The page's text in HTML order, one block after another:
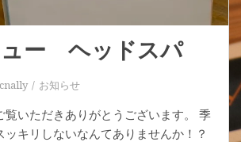
ュー ヘッドスパ
お知らせ
覧いただきありがとうございます。 季
キリしないなんてありませんか！？